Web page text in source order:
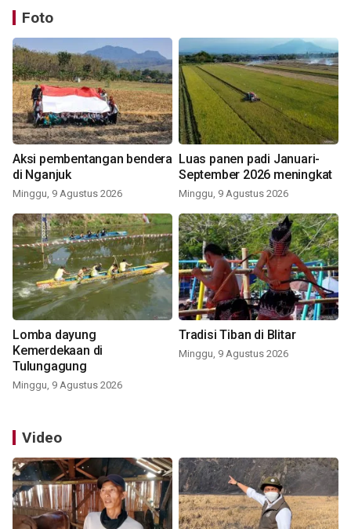
Foto
Aksi pembentangan bendera
di Nganjuk
Minggu, 9 Agustus 2026
Luas panen padi Januari-
September 2026 meningkat
Minggu, 9 Agustus 2026
Lomba dayung
Kemerdekaan di
Tulungagung
Minggu, 9 Agustus 2026
Tradisi Tiban di Blitar
Minggu, 9 Agustus 2026
Video